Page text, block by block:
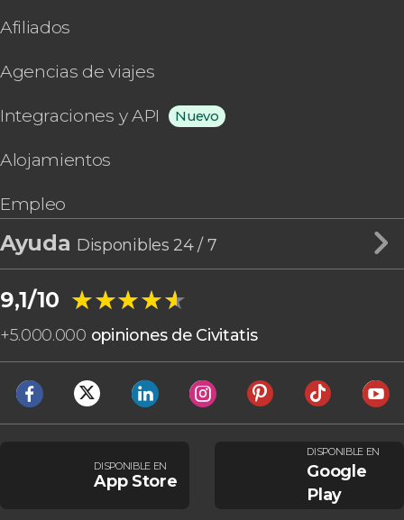
Afiliados
Agencias de viajes
Integraciones y API Nuevo
Alojamientos
Empleo
Ayuda Disponibles 24 / 7
9,1/10 ★★★★★
★★★★★
+5.000.000 opiniones de Civitatis
DISPONIBLE EN
App Store
DISPONIBLE EN
Google
Play